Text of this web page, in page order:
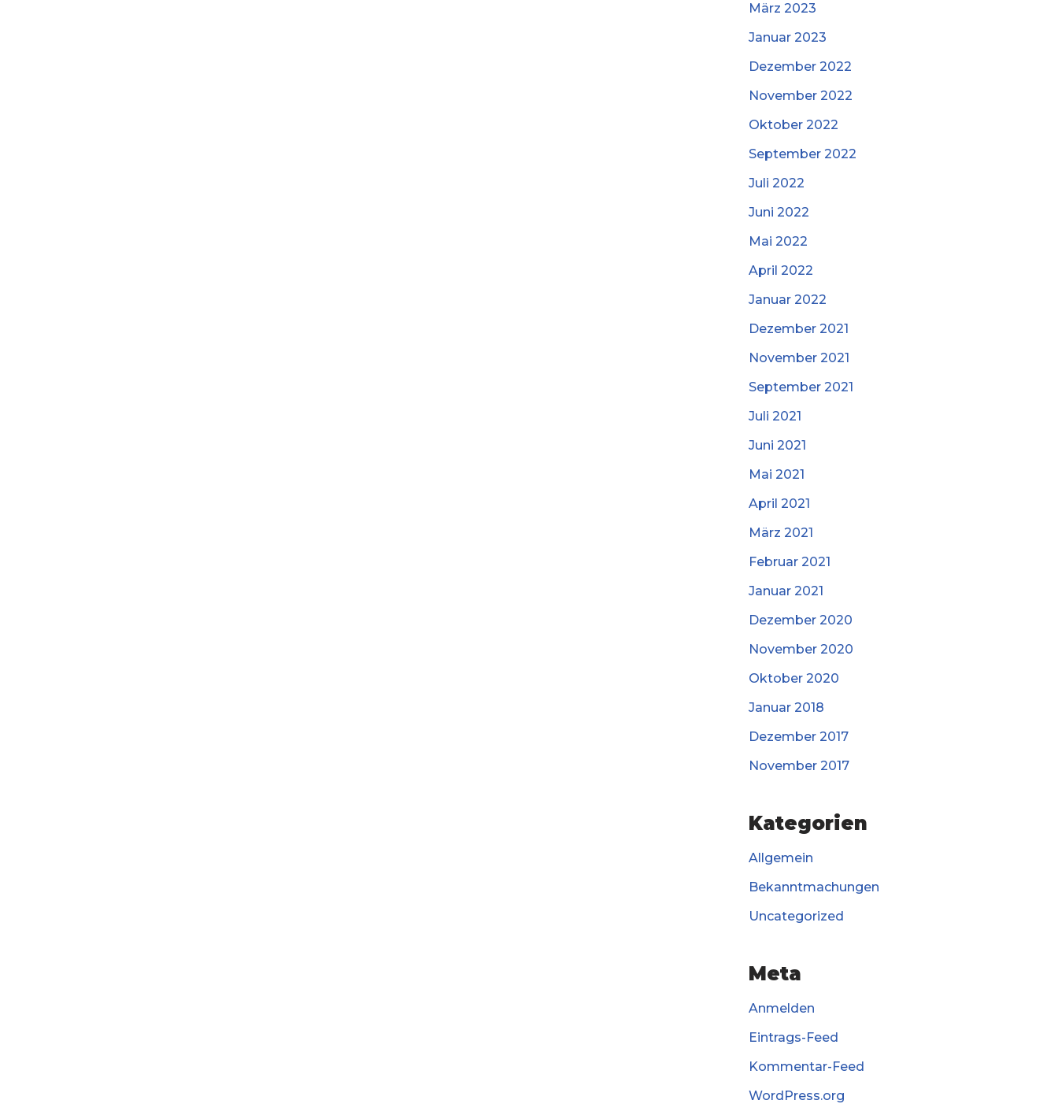
März 2023
Januar 2023
Dezember 2022
November 2022
Oktober 2022
September 2022
Juli 2022
Juni 2022
Mai 2022
April 2022
Januar 2022
Dezember 2021
November 2021
September 2021
Juli 2021
Juni 2021
Mai 2021
April 2021
März 2021
Februar 2021
Januar 2021
Dezember 2020
November 2020
Oktober 2020
Januar 2018
Dezember 2017
November 2017
Kategorien
Allgemein
Bekanntmachungen
Uncategorized
Meta
Anmelden
Eintrags-Feed
Kommentar-Feed
WordPress.org